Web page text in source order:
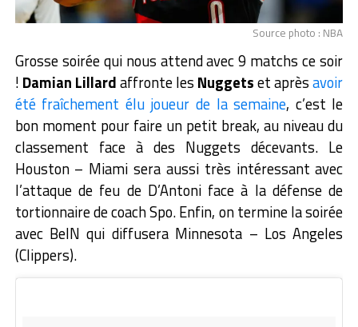
Source photo : NBA
Grosse soirée qui nous attend avec 9 matchs ce soir
! Damian Lillardaffronte les Nuggetset aprèsavoir
été fraîchement élu joueur de la semaine, c’est le
bon moment pour faire un petit break, au niveau du
classement face à des Nuggets décevants. Le
Houston – Miami sera aussi très intéressant avec
l’attaque de feu de D’Antoni face à la défense de
tortionnaire de coach Spo. Enfin, on termine la soirée
avec BeIN qui diffusera Minnesota – Los Angeles
(Clippers).